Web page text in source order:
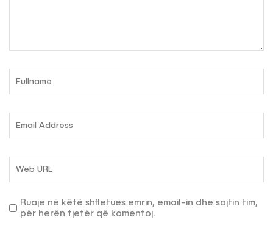
Ruaje në këtë shfletues emrin, email-in dhe sajtin tim,
për herën tjetër që komentoj.